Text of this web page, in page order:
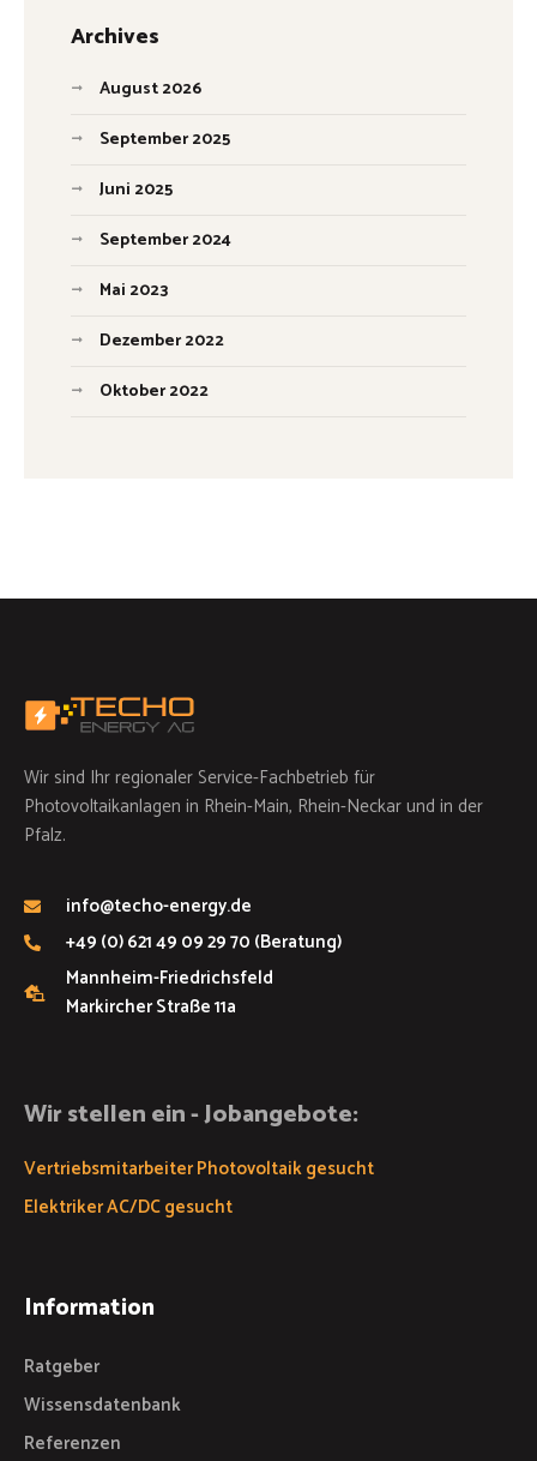
Archives
August 2026
September 2025
Juni 2025
September 2024
Mai 2023
Dezember 2022
Oktober 2022
Wir sind Ihr regionaler Service-Fachbetrieb für
Photovoltaikanlagen in Rhein-Main, Rhein-Neckar und in der
Pfalz.
info@techo-energy.de
+49 (0) 621 49 09 29 70 (Beratung)
Mannheim-Friedrichsfeld
Markircher Straße 11a
Wir stellen ein - Jobangebote:
Vertriebsmitarbeiter Photovoltaik gesucht
Elektriker AC/DC gesucht
Information
Ratgeber
Wissensdatenbank
Referenzen